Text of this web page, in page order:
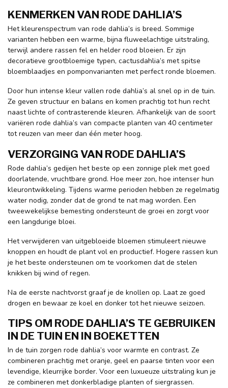
KENMERKEN VAN RODE DAHLIA’S
Het kleurenspectrum van rode dahlia’s is breed. Sommige
varianten hebben een warme, bijna fluweelachtige uitstraling,
terwijl andere rassen fel en helder rood bloeien. Er zijn
decoratieve grootbloemige typen, cactusdahlia’s met spitse
bloemblaadjes en pomponvarianten met perfect ronde bloemen.
Door hun intense kleur vallen rode dahlia’s al snel op in de tuin.
Ze geven structuur en balans en komen prachtig tot hun recht
naast lichte of contrasterende kleuren. Afhankelijk van de soort
variëren rode dahlia’s van compacte planten van 40 centimeter
tot reuzen van meer dan één meter hoog.
VERZORGING VAN RODE DAHLIA’S
Rode dahlia’s gedijen het beste op een zonnige plek met goed
doorlatende, vruchtbare grond. Hoe meer zon, hoe intenser hun
kleurontwikkeling. Tijdens warme perioden hebben ze regelmatig
water nodig, zonder dat de grond te nat mag worden. Een
tweewekelijkse bemesting ondersteunt de groei en zorgt voor
een langdurige bloei.
Het verwijderen van uitgebloeide bloemen stimuleert nieuwe
knoppen en houdt de plant vol en productief. Hogere rassen kun
je het beste ondersteunen om te voorkomen dat de stelen
knikken bij wind of regen.
Na de eerste nachtvorst graaf je de knollen op. Laat ze goed
drogen en bewaar ze koel en donker tot het nieuwe seizoen.
TIPS OM RODE DAHLIA’S TE GEBRUIKEN
IN DE TUIN EN IN BOEKETTEN
In de tuin zorgen rode dahlia’s voor warmte en contrast. Ze
combineren prachtig met oranje, geel en paarse tinten voor een
levendige, kleurrijke border. Voor een luxueuze uitstraling kun je
ze combineren met donkerbladige planten of siergrassen.